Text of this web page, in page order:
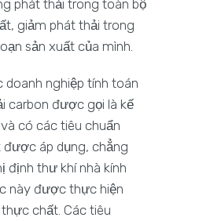
phát thải trong toàn bộ
giảm phát thải trong
sản xuất của mình.
doanh nghiệp tính toán
carbon được gọi là kế
có các tiêu chuẩn
được áp dụng, chẳng
định thư khí nhà kính
này được thực hiện
chất. Các tiêu